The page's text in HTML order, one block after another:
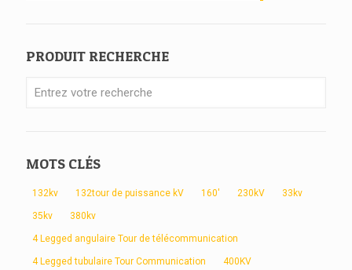
PRODUIT RECHERCHE
MOTS CLÉS
132kv 132tour de puissance kV 160' 230kV 33kv
35kv 380kv
4 Legged angulaire Tour de télécommunication
4 Legged tubulaire Tour Communication 400KV